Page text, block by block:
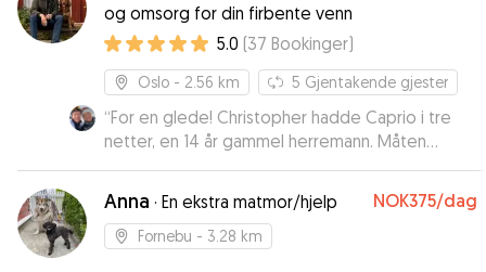
og omsorg for din firbente venn
5.0 (37 Bookinger)
Oslo - 2.56 km 5 Gjentakende gjester
“For en glede! Christopher hadde Caprio i tre
netter, en 14 år gammel herremann. Måten
Christopher oppdaterte meg, og vår
kommunikasjon i forkant av oppholdet har gjort
dette til en særdeles god opplevelse. Jeg kan
varmt anbefale Christopher. Appen er også lett
Anna · En ekstra matmor/hjelp NOK375/dag
Fornebu - 3.28 km